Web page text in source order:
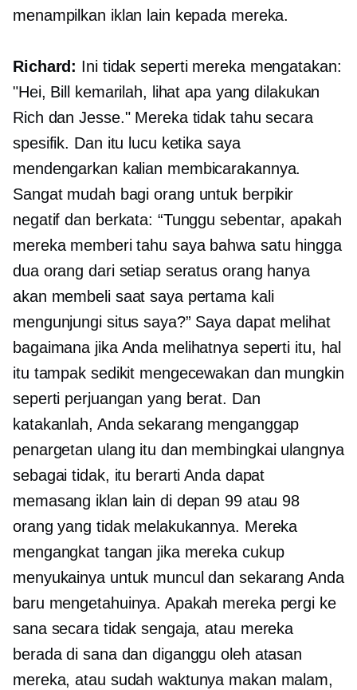
menampilkan iklan lain kepada mereka.
Richard: Ini tidak seperti mereka mengatakan:
"Hei, Bill kemarilah, lihat apa yang dilakukan
Rich dan Jesse." Mereka tidak tahu secara
spesifik. Dan itu lucu ketika saya
mendengarkan kalian membicarakannya.
Sangat mudah bagi orang untuk berpikir
negatif dan berkata: “Tunggu sebentar, apakah
mereka memberi tahu saya bahwa satu hingga
dua orang dari setiap seratus orang hanya
akan membeli saat saya pertama kali
mengunjungi situs saya?” Saya dapat melihat
bagaimana jika Anda melihatnya seperti itu, hal
itu tampak sedikit mengecewakan dan mungkin
seperti perjuangan yang berat. Dan
katakanlah, Anda sekarang menganggap
penargetan ulang itu dan membingkai ulangnya
sebagai tidak, itu berarti Anda dapat
memasang iklan lain di depan 99 atau 98
orang yang tidak melakukannya. Mereka
mengangkat tangan jika mereka cukup
menyukainya untuk muncul dan sekarang Anda
baru mengetahuinya. Apakah mereka pergi ke
sana secara tidak sengaja, atau mereka
berada di sana dan diganggu oleh atasan
mereka, atau sudah waktunya makan malam,